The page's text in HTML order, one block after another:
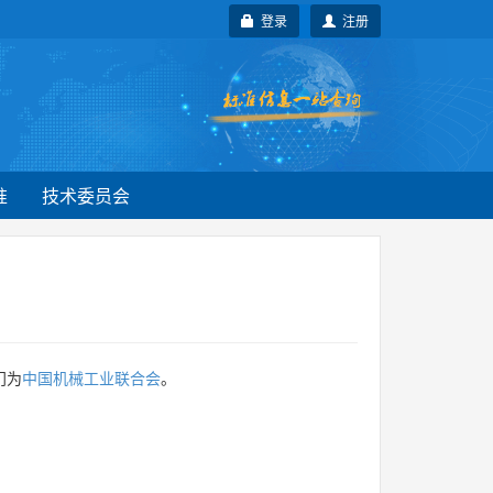
注册
登录
技术委员会
为中国机械工业联合会。